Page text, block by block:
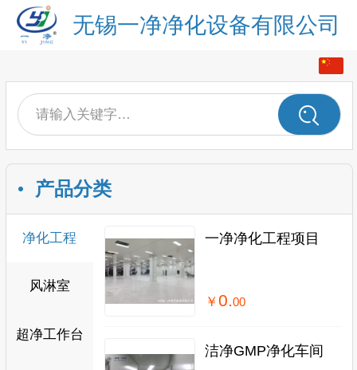
无锡一净净化设备有限公司
English
请输入关键字…
产品分类
净化工程
风淋室
超净工作台
一净净化工程项目
￥ 0.00
洁净GMP净化车间